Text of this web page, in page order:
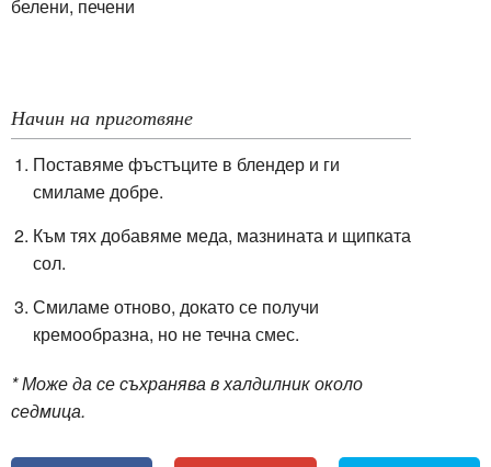
белени, печени
Начин на приготвяне
Поставяме фъстъците в блендер и ги
смиламе добре.
Към тях добавяме меда, мазнината и щипката
сол.
Смиламе отново, докато се получи
кремообразна, но не течна смес.
* Може да се съхранява в халдилник около
седмица.